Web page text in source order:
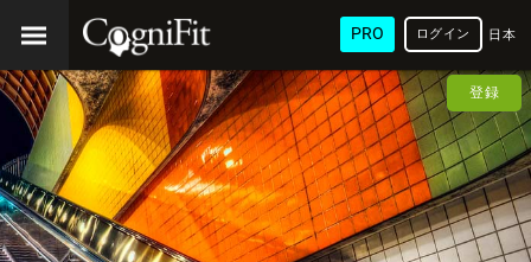
PRO 日本
ログイン
登録